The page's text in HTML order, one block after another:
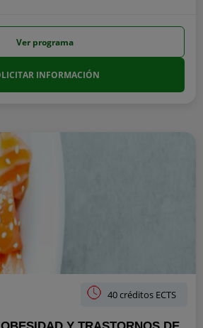
Ver programa
INFORMACIÓN
40 créditos ECTS